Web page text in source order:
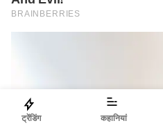
ट्रेंडिंग कहानियां